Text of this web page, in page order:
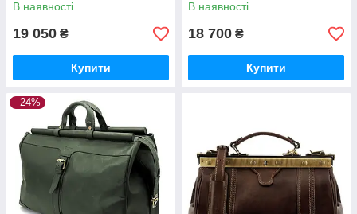
В наявності
19 050 ₴
Купити
В наявності
18 700 ₴
Купити
–24%